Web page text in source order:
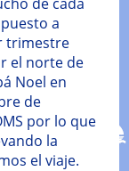
a
trimestre
el norte de
Noel en
de
por lo que
la
el viaje.